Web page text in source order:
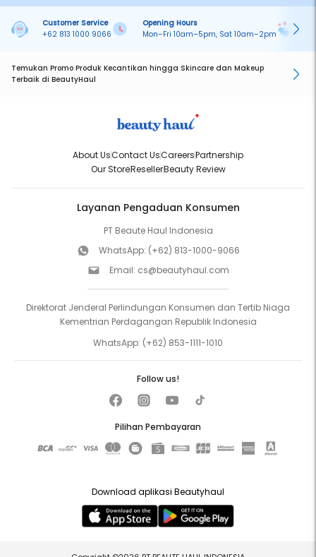
Customer Service
+62 813 1000 9066
Opening Hours
Mon–Fri 10am–5pm, Sat 10am–2pm
Temukan Promo Produk Kecantikan hingga Skincare dan Makeup
Terbaik di BeautyHaul
About UsContact UsCareersPartnership
Our StoreResellerBeauty Review
Layanan Pengaduan Konsumen
PT Beaute Haul Indonesia
WhatsApp: (+62) 813-1000-9066
Email: cs@beautyhaul.com
Direktorat Jenderal Perlindungan Konsumen dan Tertib Niaga
Kementrian Perdagangan Republik Indonesia
WhatsApp: (+62) 853-1111-1010
Pilihan Pembayaran
Follow us!
Download aplikasi Beautyhaul